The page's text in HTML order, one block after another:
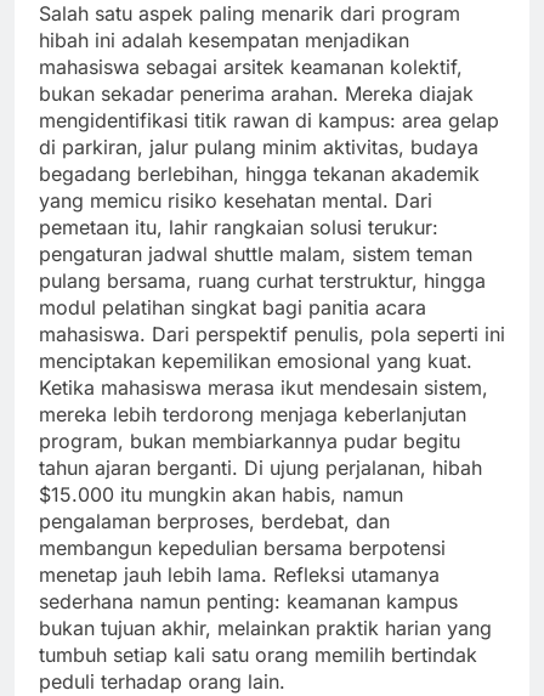
Salah satu aspek paling menarik dari program
hibah ini adalah kesempatan menjadikan
mahasiswa sebagai arsitek keamanan kolektif,
bukan sekadar penerima arahan. Mereka diajak
mengidentifikasi titik rawan di kampus: area gelap
di parkiran, jalur pulang minim aktivitas, budaya
begadang berlebihan, hingga tekanan akademik
yang memicu risiko kesehatan mental. Dari
pemetaan itu, lahir rangkaian solusi terukur:
pengaturan jadwal shuttle malam, sistem teman
pulang bersama, ruang curhat terstruktur, hingga
modul pelatihan singkat bagi panitia acara
mahasiswa. Dari perspektif penulis, pola seperti ini
menciptakan kepemilikan emosional yang kuat.
Ketika mahasiswa merasa ikut mendesain sistem,
mereka lebih terdorong menjaga keberlanjutan
program, bukan membiarkannya pudar begitu
tahun ajaran berganti. Di ujung perjalanan, hibah
$15.000 itu mungkin akan habis, namun
pengalaman berproses, berdebat, dan
membangun kepedulian bersama berpotensi
menetap jauh lebih lama. Refleksi utamanya
sederhana namun penting: keamanan kampus
bukan tujuan akhir, melainkan praktik harian yang
tumbuh setiap kali satu orang memilih bertindak
peduli terhadap orang lain.